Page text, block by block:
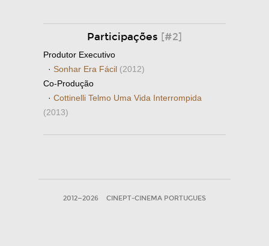
Participações [#2]
Produtor Executivo
· Sonhar Era Fácil (2012)
Co-Produção
· Cottinelli Telmo Uma Vida Interrompida
(2013)
2012—2026 CINEPT-CINEMA PORTUGUES